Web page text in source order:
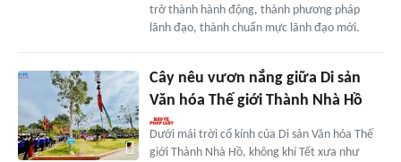
trở thành hành động, thành phương pháp
lãnh đạo, thành chuẩn mực lãnh đạo mới.
Cây nêu vươn nắng giữa Di sản
Văn hóa Thế giới Thành Nhà Hồ
Dưới mái trời cổ kính của Di sản Văn hóa Thế
giới Thành Nhà Hồ, không khí Tết xưa như